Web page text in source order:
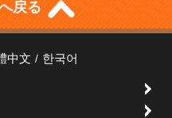
戻る
中文 한국어